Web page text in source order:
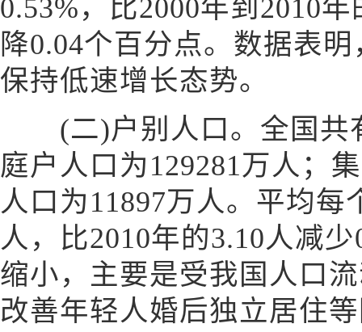
0.53%，比2000年到2010
降0.04个百分点。数据表
保持低速增长态势。
(二)户别人口。全国共
庭户人口为129281万人；
人口为11897万人。平均每
人，比2010年的3.10人减
缩小，主要是受我国人口
改善年轻人婚后独立居住